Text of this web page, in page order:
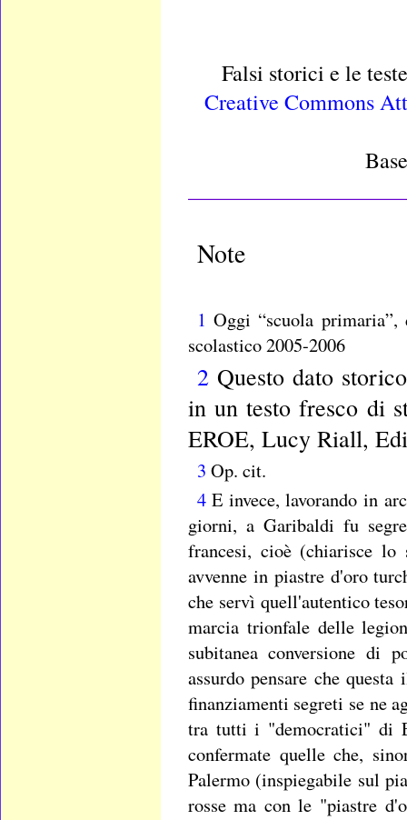
Falsi storici e le
Creative Commons
Note
1 Oggi “scuola
scolastico 2005-2006
2Questo dato
in un testo fresco di
EROE, Lucy Riall,
3 Op. cit.
4E invece, lavorando in
giorni, a Garibaldi fu
francesi, cioè (chiarisce
avvenne in piastre d'oro
che servì quell'autentico
marcia trionfale delle
subitanea conversione di
assurdo pensare che
finanziamenti segreti se ne
tra tutti i "democratici" di
confermate quelle che,
Palermo (inspiegabile sul
rosse ma con le "piastre